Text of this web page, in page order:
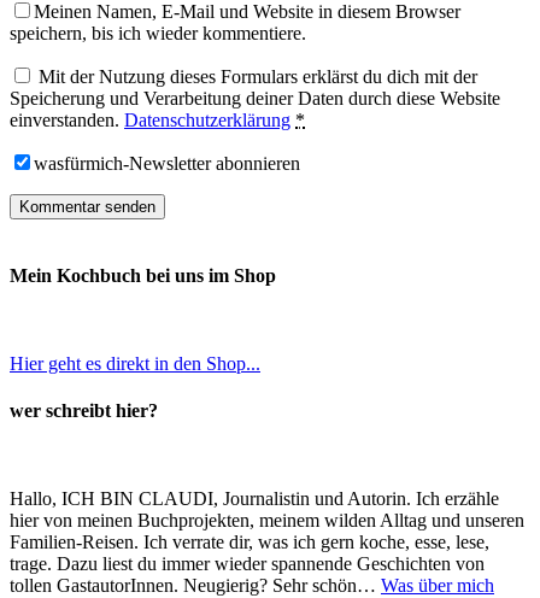
Meinen Namen, E-Mail und Website in diesem Browser
speichern, bis ich wieder kommentiere.
Mit der Nutzung dieses Formulars erklärst du dich mit der
Speicherung und Verarbeitung deiner Daten durch diese Website
einverstanden. Datenschutzerklärung *
wasfürmich-Newsletter abonnieren
Mein Kochbuch bei uns im Shop
Hier geht es direkt in den Shop...
wer schreibt hier?
Hallo, ICH BIN CLAUDI, Journalistin und Autorin. Ich erzähle
hier von meinen Buchprojekten, meinem wilden Alltag und unseren
Familien-Reisen. Ich verrate dir, was ich gern koche, esse, lese,
trage. Dazu liest du immer wieder spannende Geschichten von
tollen GastautorInnen. Neugierig? Sehr schön… Was über mich